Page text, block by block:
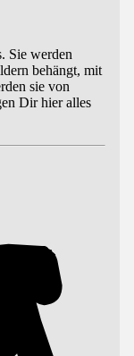
Sie werden
behängt, mit
sie von
Dir hier alles